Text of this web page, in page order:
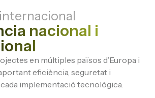
nacional i
en múltiples països d’Europa i
eficiència, seguretat i
implementació tecnològica.